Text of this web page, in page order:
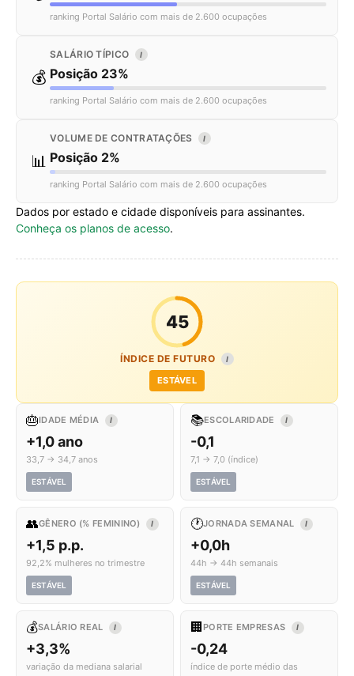
ranking Portal Salário com mais de 2.600 ocupações
💰
SALÁRIO TÍPICO I
Posição 23%
ranking Portal Salário com mais de 2.600 ocupações
📊
VOLUME DE CONTRATAÇÕES I
Posição 2%
ranking Portal Salário com mais de 2.600 ocupações
Dados por estado e cidade disponíveis para assinantes.
Conheça os planos de acesso.
45
ÍNDICE DE FUTURO I
ESTÁVEL
🎂IDADE MÉDIA I
+1,0 ano
33,7 → 34,7 anos
ESTÁVEL
📚ESCOLARIDADE I
-0,1
7,1 → 7,0 (índice)
ESTÁVEL
👥GÊNERO (% FEMININO) I
+1,5 p.p.
92,2% mulheres no trimestre
ESTÁVEL
🕐JORNADA SEMANAL I
+0,0h
44h → 44h semanais
ESTÁVEL
💰SALÁRIO REAL I
+3,3%
variação da mediana salarial
🏢 PORTE EMPRESAS I
-0,24
índice de porte médio das